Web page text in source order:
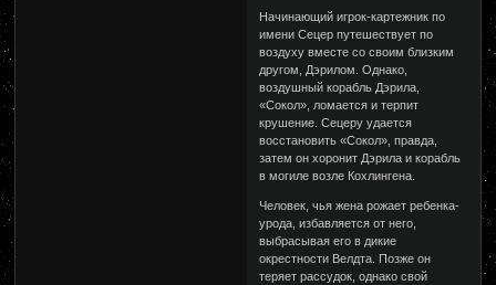
Начинающий игрок-картежник по
имени Сецер путешествует по
воздуху вместе со своим близким
другом, Дэрилом. Однако,
воздушный корабль Дэрила,
«Сокол», ломается и терпит
крушение. Сецеру удается
восстановить «Сокол», правда,
затем он хоронит Дэрила и корабль
в могиле возле Кохлингена.
Человек, чья жена рожает ребенка-
урода, избавляется от него,
выбрасывая его в дикие
окрестности Велдта. Позже он
теряет рассудок, однако свой